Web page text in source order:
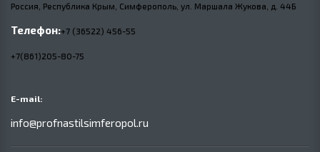
Россия, Республика Крым, Симферополь, ул. Маршала Жукова, д. 44Б
Телефон:+7 (36522) 456-55
+7(861)205-80-75
E-mail:
info@profnastilsimferopol.ru